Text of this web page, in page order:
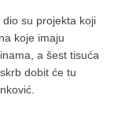
su projekta koji
koje imaju
a šest tisuća
dobit će tu